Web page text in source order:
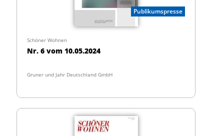
Publikumspresse
Schöner Wohnen
Nr. 6 vom 10.05.2024
Gruner und Jahr Deutschland GmbH